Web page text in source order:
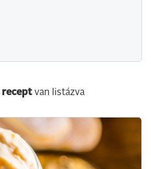
receptvan listázva